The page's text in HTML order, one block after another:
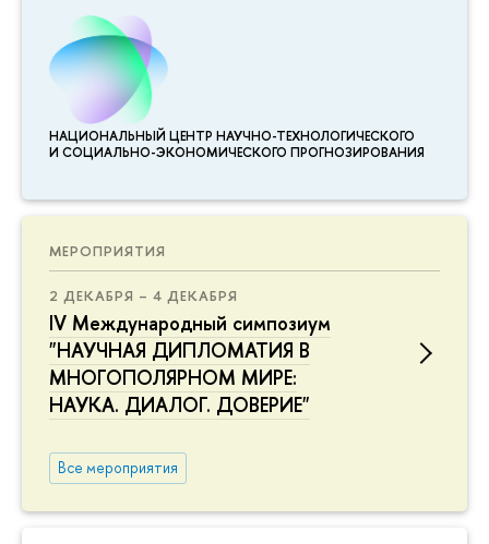
НАЦИОНАЛЬНЫЙ ЦЕНТР НАУЧНО-ТЕХНОЛОГИЧЕСКОГО
И СОЦИАЛЬНО-ЭКОНОМИЧЕСКОГО ПРОГНОЗИРОВАНИЯ
МЕРОПРИЯТИЯ
2 ДЕКАБРЯ – 4 ДЕКАБРЯ
IV Международный симпозиум
"НАУЧНАЯ ДИПЛОМАТИЯ В
МНОГОПОЛЯРНОМ МИРЕ:
НАУКА. ДИАЛОГ. ДОВЕРИЕ"
Все мероприятия